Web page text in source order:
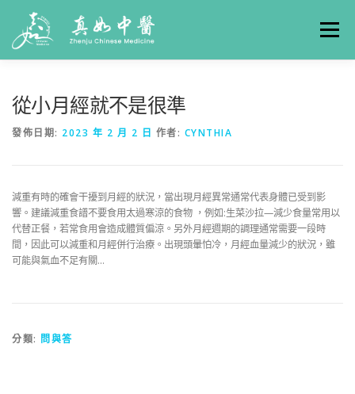
選單
從小月經就不是很準
發佈日期: 2023 年 2 月 2 日 作者: CYNTHIA
減重有時的確會干擾到月經的狀況，當出現月經異常通常代表身體已受到影
響。建議減重食譜不要食用太過寒涼的食物 ，例如:生菜沙拉—減少食量常用以
代替正餐，若常食用會造成體質偏涼。另外月經週期的調理通常需要一段時
間，因此可以減重和月經併行治療。出現頭暈怕冷，月經血量減少的狀況，雖
可能與氣血不足有關…
分類: 問與答